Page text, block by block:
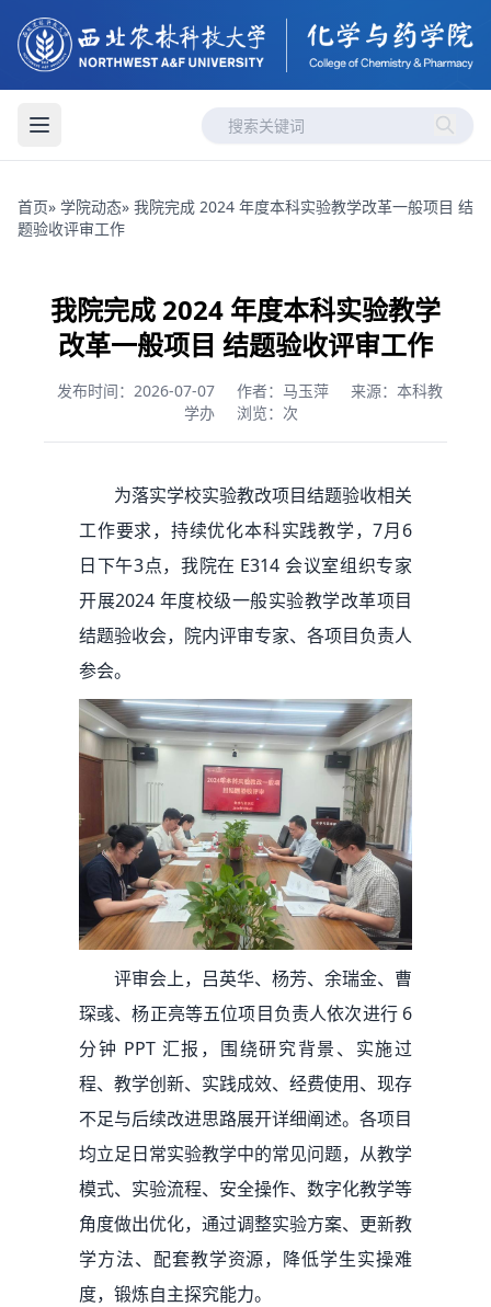
首页» 学院动态» 我院完成 2024 年度本科实验教学改革一般项目 结
题验收评审工作
我院完成 2024 年度本科实验教学
改革一般项目 结题验收评审工作
发布时间：2026-07-07 作者：马玉萍
来源：本科教
学办
浏览： 次
为落实学校实验教改项目结题验收相关
工作要求，持续优化本科实践教学，7月6
日下午3点，我院在 E314 会议室组织专家
开展2024 年度校级一般实验教学改革项目
结题验收会，院内评审专家、各项目负责人
参会。
评审会上，吕英华、杨芳、余瑞金、曹
琛彧、杨正亮等五位项目负责人依次进行 6
分钟 PPT 汇报，围绕研究背景、实施过
程、教学创新、实践成效、经费使用、现存
不足与后续改进思路展开详细阐述。各项目
均立足日常实验教学中的常见问题，从教学
模式、实验流程、安全操作、数字化教学等
角度做出优化，通过调整实验方案、更新教
学方法、配套教学资源，降低学生实操难
度，锻炼自主探究能力。